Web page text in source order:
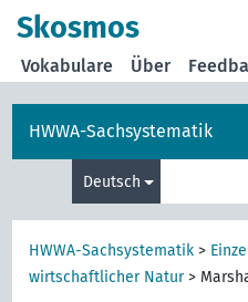
Skosmos
Vokabulare Über
HWWA-Sachsystematik
Deutsch
HWWA-Sachsystematik >
wirtschaftlicher Natur>